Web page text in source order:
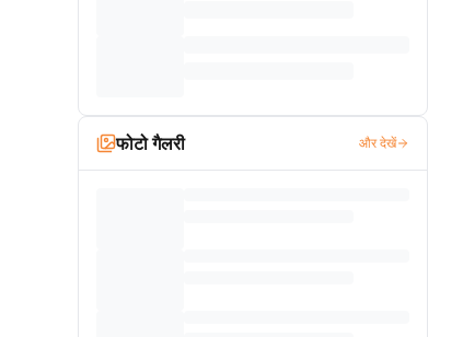
फोटो गैलरी और देखें